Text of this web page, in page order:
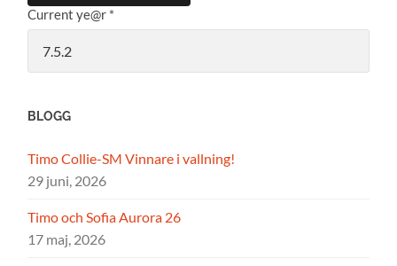
Current ye@r *
BLOGG
Timo Collie-SM Vinnare i vallning!
29 juni, 2026
Timo och Sofia Aurora 26
17 maj, 2026